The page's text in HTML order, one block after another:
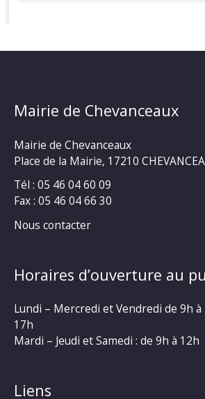
Mairie de Chevanceaux
Mairie de Chevanceaux
Place de la Mairie, 17210
Tél : 05 46 04 60 09
Fax : 05 46 04 66 30
Nous contacter
Horaires d’ouverture au
Lundi – Mercredi et Vendredi de 9h à
17h
Mardi – Jeudi et Samedi : de 9h à 12h
Liens